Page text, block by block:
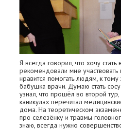
Я всегда говорил, что хочу стать
рекомендовали мне
нравится помогать людям, к
бабушка врачи. Думаю стать
узнал, что прошёл во второй тур,
каникулах перечитал
дома. На теоретическом
про селезёнку и травмы
знаю, всегда нужно